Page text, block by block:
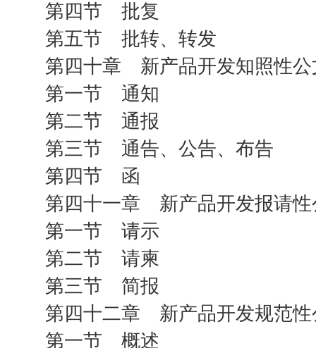
第四节 批复
第五节 批转、转发
第四十章 新产品开发知照性公
第一节 通知
第二节 通报
第三节 通告、公告、布告
第四节 函
第四十一章 新产品开发报请性
第一节 请示
第二节 请柬
第三节 简报
第四十二章 新产品开发规范性
第一节 概述